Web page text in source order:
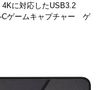
4Kに対応したUSB3.2
Cゲームキャプチャー ゲ